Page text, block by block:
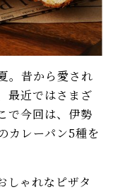
。昔から愛され
最近ではさまざ
で今回は、伊勢
カレーパン5種を
しゃれなピザタ